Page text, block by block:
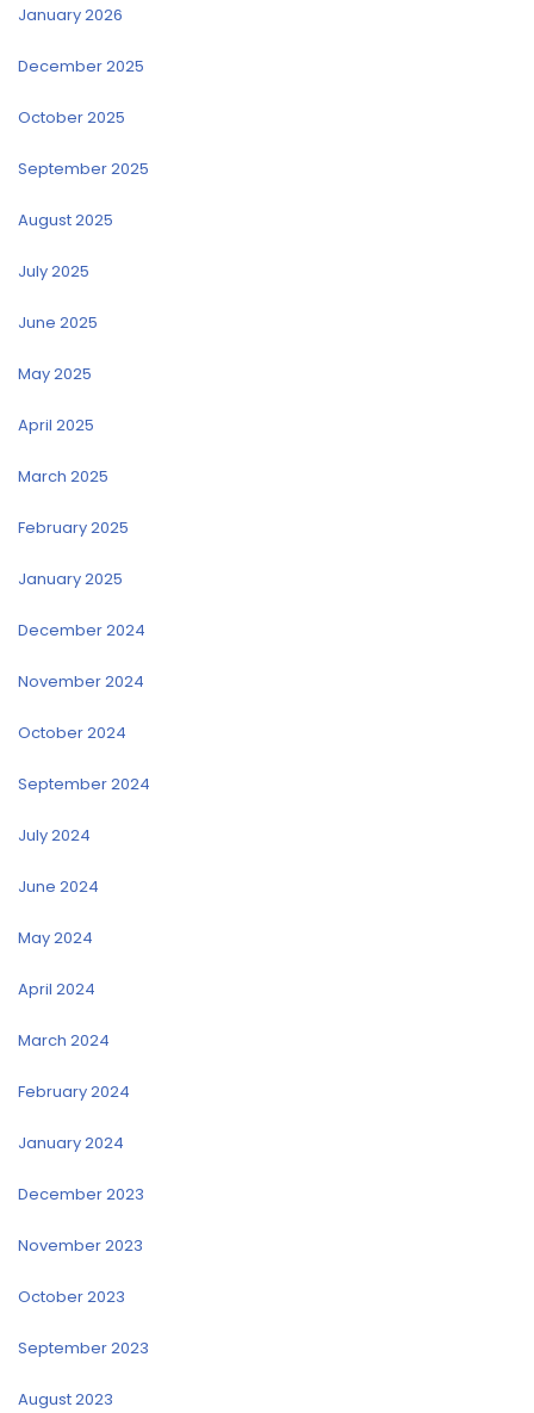
January 2026
December 2025
October 2025
September 2025
August 2025
July 2025
June 2025
May 2025
April 2025
March 2025
February 2025
January 2025
December 2024
November 2024
October 2024
September 2024
July 2024
June 2024
May 2024
April 2024
March 2024
February 2024
January 2024
December 2023
November 2023
October 2023
September 2023
August 2023